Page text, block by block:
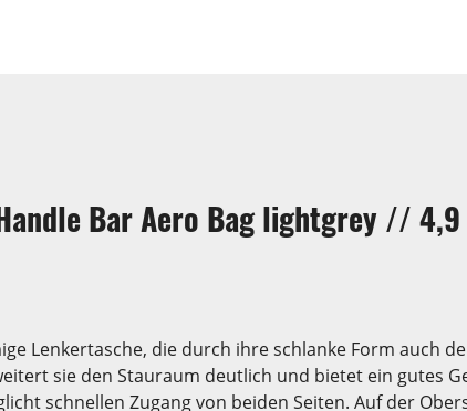
Bar Aero Bag lightgrey //
Lenkertasche, die durch ihre schlanke Form auch
sie den Stauraum deutlich und bietet ein gutes
schnellen Zugang von beiden Seiten. Auf der